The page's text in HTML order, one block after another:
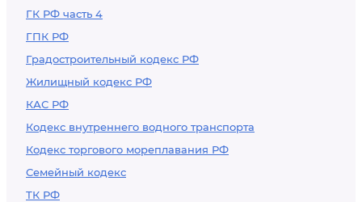
ГК РФ часть 4
ГПК РФ
Градостроительный кодекс РФ
Жилищный кодекс РФ
КАС РФ
Кодекс внутреннего водного транспорта
Кодекс торгового мореплавания РФ
Семейный кодекс
ТК РФ